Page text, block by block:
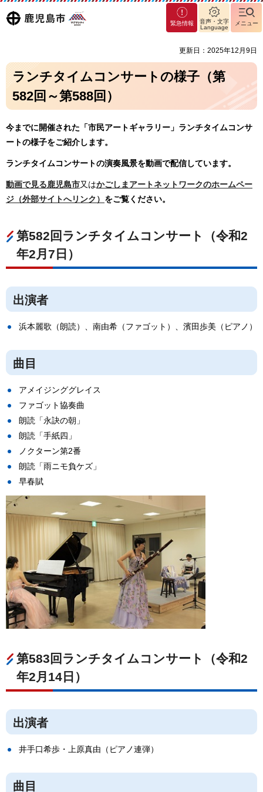
鹿児島
マグ
マシ
緊急情報
音声・文字
Language
メニュー
更新日：2025年12月9日
ランチタイムコンサートの様子（第
582回～第588回）
今までに開催された「市民アートギャラリー」ランチタイムコンサ
ートの様子をご紹介します。
ランチタイムコンサートの演奏風景を動画で配信しています。
動画で見る鹿児島市又はかごしまアートネットワークのホームペー
ジ（外部サイトへリンク） をご覧ください。
第582回ランチタイムコンサート（令和2
年2月7日）
出演者
浜本麗歌（朗読）、南由希（ファゴット）、濱田歩美（ピアノ）
曲目
アメイジンググレイス
ファゴット協奏曲
朗読「永訣の朝」
朗読「手紙四」
ノクターン第2番
朗読「雨ニモ負ケズ」
早春賦
第583回ランチタイムコンサート（令和2
年2月14日）
出演者
井手口希歩・上原真由（ピアノ連弾）
曲目